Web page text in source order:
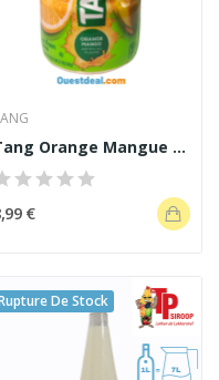
Tang Orange Mangue 561g
€
De Stock